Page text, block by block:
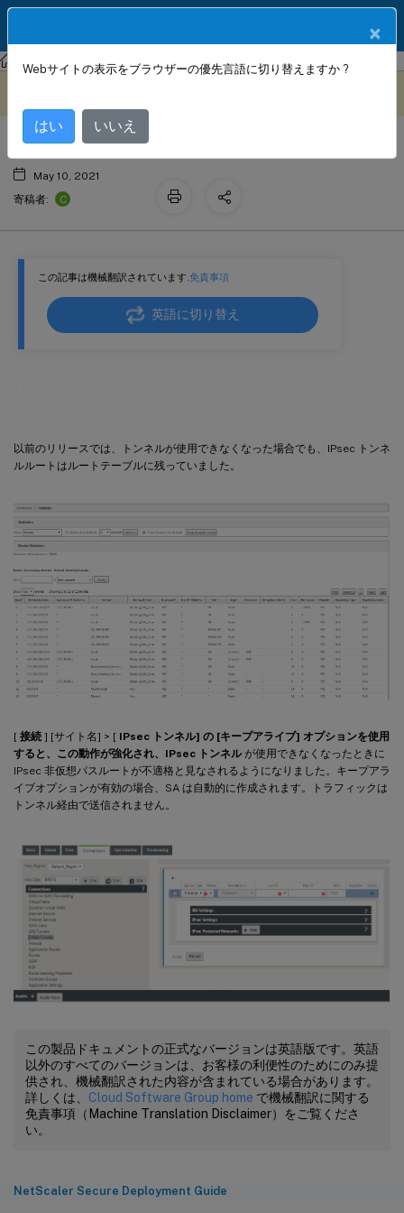
Citrix SD-WAN Citrix SD-WAN 11
この記事は機械翻訳されています.免責事項
英語に切り替え
以前のリリースでは、トンネルが使用できなくなった場合でも、IPsec トンネ
ルルートはルートテーブルに残っていました。
[ 接続 ] [サイト名] > [ IPsec トンネル] の [キープアライブ] オプションを使用
すると、この動作が強化され、IPsec トンネルが使用できなくなったときに
IPsec 非仮想パスルートが不適格と見なされるようになりました。キープアラ
イブオプションが有効の場合、SA は自動的に作成されます。トラフィックは
トンネル経由で送信されません。
この製品ドキュメントの正式なバージョンは英語版です。英語
以外のすべてのバージョンは、お客様の利便性のためにのみ提
供され、機械翻訳された内容が含まれている場合があります。
詳しくは、 Cloud Software Group home で機械翻訳に関する
免責事項（Machine Translation Disclaimer）をご覧くださ
い。
NetScaler Secure Deployment Guide
IPsec 非仮想パスルートの適格性
May 10, 2021
寄稿者:
C
×
Webサイトの表示をブラウザーの優先言語に切り替えますか ?
はい いいえ